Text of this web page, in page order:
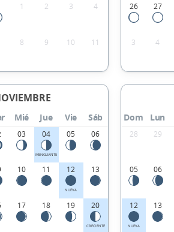
1 2 3 4
8 9 10 11
26 27
3 4
Mié Jue Vie Sáb
03 04
MENGUANTE
05 06
10 11 12
NUEVA
13
17 18 19 20
CRECIENTE
Dom Lun
28 29
05 06
12
NUEVA
13